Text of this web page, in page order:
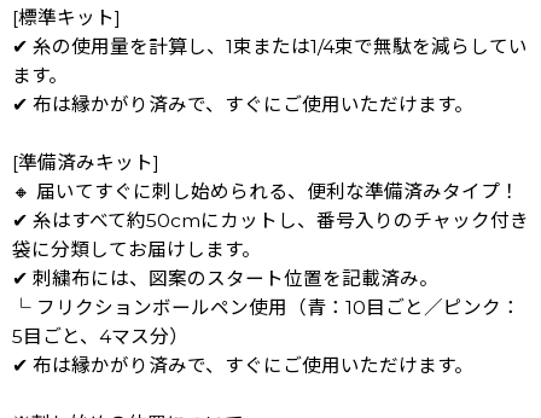
[標準キット]
✔ 糸の使用量を計算し、1束または1/4束で無駄を減らしてい
ます。
✔ 布は縁かがり済みで、すぐにご使用いただけます。
[準備済みキット]
🔸 届いてすぐに刺し始められる、便利な準備済みタイプ！
✔ 糸はすべて約50cmにカットし、番号入りのチャック付き
袋に分類してお届けします。
✔ 刺繍布には、図案のスタート位置を記載済み。
└ フリクションボールペン使用（青：10目ごと／ピンク：
5目ごと、4マス分）
✔ 布は縁かがり済みで、すぐにご使用いただけます。